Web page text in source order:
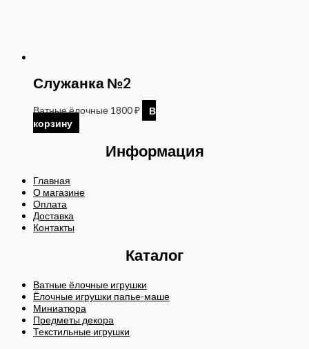
Служанка №2
Ватные ёлочные 1800₽
В
корзину
Информация
Главная
О магазине
Оплата
Доставка
Контакты
Каталог
Ватные ёлочные игрушки
Ёлочные игрушки папье-маше
Миниатюра
Предметы декора
Текстильные игрушки